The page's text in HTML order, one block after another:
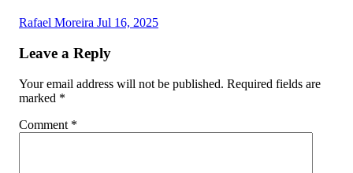
Rafael Moreira Jul 16, 2025
Leave a Reply
Your email address will not be published. Required fields are
marked *
Comment *